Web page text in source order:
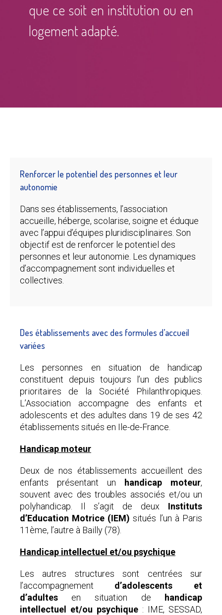
que ce soit en institution ou en
logement adapté.
Renforcer le potentiel des personnes et leur
autonomie
Dans ses établissements, l’association
accueille, héberge, scolarise, soigne et éduque
avec l’appui d’équipes pluridisciplinaires. Son
objectif est de renforcer le potentiel des
personnes et leur autonomie. Les dynamiques
d’accompagnement sont individuelles et
collectives.
Des établissements avec des formules d’accueil
variées
Les personnes en situation de handicap
constituent depuis toujours l’un des publics
prioritaires de la Société Philanthropiques.
L’Association accompagne des enfants et
adolescents et des adultes dans 19 de ses 42
établissements situés en Ile-de-France.
Handicap moteur
Deux de nos établissements accueillent des
enfants présentant un handicap moteur,
souvent avec des troubles associés et/ou un
polyhandicap. Il s’agit de deux Instituts
d’Education Motrice (IEM) situés l’un à Paris
11ème, l’autre à Bailly (78).
Handicap intellectuel et/ou psychique
Les autres structures sont centrées sur
l’accompagnement d’adolescents et
d’adultesen situation de handicap
intellectuel et/ou psychique : IME, SESSAD,